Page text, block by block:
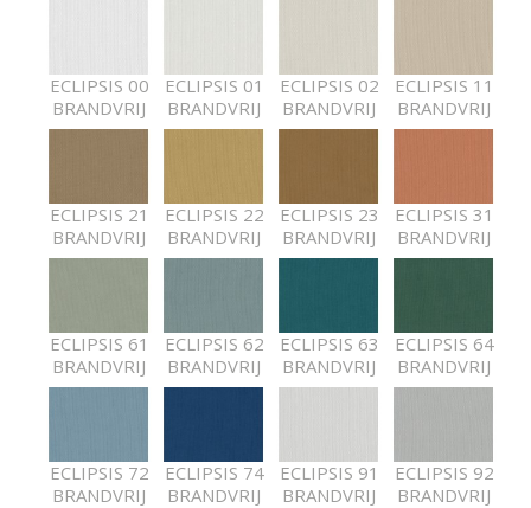
ECLIPSIS 00
BRANDVRIJ
ECLIPSIS 01
BRANDVRIJ
ECLIPSIS 02
BRANDVRIJ
ECLIPSIS 11
BRANDVRIJ
ECLIPSIS 21
BRANDVRIJ
ECLIPSIS 22
BRANDVRIJ
ECLIPSIS 23
BRANDVRIJ
ECLIPSIS 31
BRANDVRIJ
ECLIPSIS 61
BRANDVRIJ
ECLIPSIS 62
BRANDVRIJ
ECLIPSIS 63
BRANDVRIJ
ECLIPSIS 64
BRANDVRIJ
ECLIPSIS 72
BRANDVRIJ
ECLIPSIS 74
BRANDVRIJ
ECLIPSIS 91
BRANDVRIJ
ECLIPSIS 92
BRANDVRIJ